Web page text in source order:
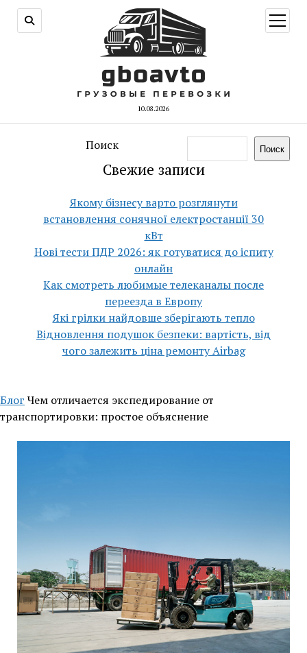
10.08.2026
меню
Поиск Поиск
Свежие записи
Якому бізнесу варто розглянути
встановлення сонячної електростанції 30
кВт
Нові тести ПДР 2026: як готуватися до іспиту
онлайн
Как смотреть любимые телеканалы после
переезда в Европу
Які грілки найдовше зберігають тепло
Відновлення подушок безпеки: вартість, від
чого залежить ціна ремонту Airbag
Блог Чем отличается экспедирование от
транспортировки: простое объяснение